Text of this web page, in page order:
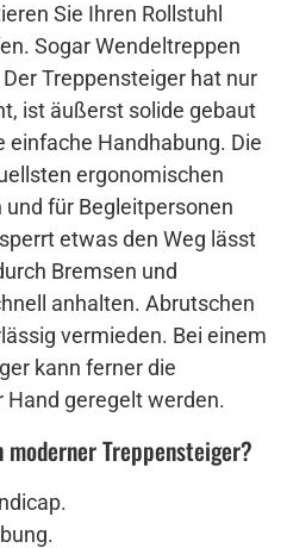
Sie Ihren Rollstuhl
Sogar Wendeltreppen
Treppensteiger hat nur
ist äußerst solide gebaut
einfache Handhabung. Die
ergonomischen
für Begleitpersonen
etwas den Weg lässt
Bremsen und
anhalten. Abrutschen
vermieden. Bei einem
kann ferner die
geregelt werden.
Treppensteiger?